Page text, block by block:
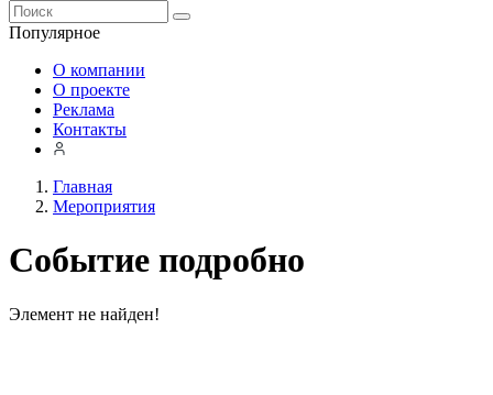
Популярное
О компании
О проекте
Реклама
Контакты
Главная
Мероприятия
Событие подробно
Элемент не найден!